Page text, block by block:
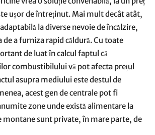
ușor de întreținut. Mai mult decât atât,
la diverse nevoie de încălzire,
de a furniza rapid căldură. Cu toate
de luat în calcul faptul că
combustibilului vă pot afecta prețul
asupra mediului este destul de
acest gen de centrale pot fi
zone unde există alimentare la
montane sunt private, în mare parte, de